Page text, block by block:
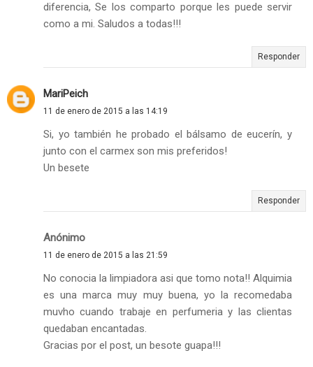
diferencia, Se los comparto porque les puede servir
como a mi. Saludos a todas!!!
Responder
MariPeich
11 de enero de 2015 a las 14:19
Si, yo también he probado el bálsamo de eucerín, y
junto con el carmex son mis preferidos!
Un besete
Responder
Anónimo
11 de enero de 2015 a las 21:59
No conocia la limpiadora asi que tomo nota!! Alquimia
es una marca muy muy buena, yo la recomedaba
muvho cuando trabaje en perfumeria y las clientas
quedaban encantadas.
Gracias por el post, un besote guapa!!!